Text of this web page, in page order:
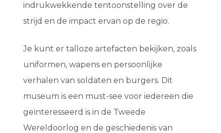
indrukwekkende tentoonstelling over de
strijd en de impact ervan op de regio.
Je kunt er talloze artefacten bekijken, zoals
uniformen, wapens en persoonlijke
verhalen van soldaten en burgers. Dit
museum is een must-see voor iedereen die
geïnteresseerd is in de Tweede
Wereldoorlog en de geschiedenis van